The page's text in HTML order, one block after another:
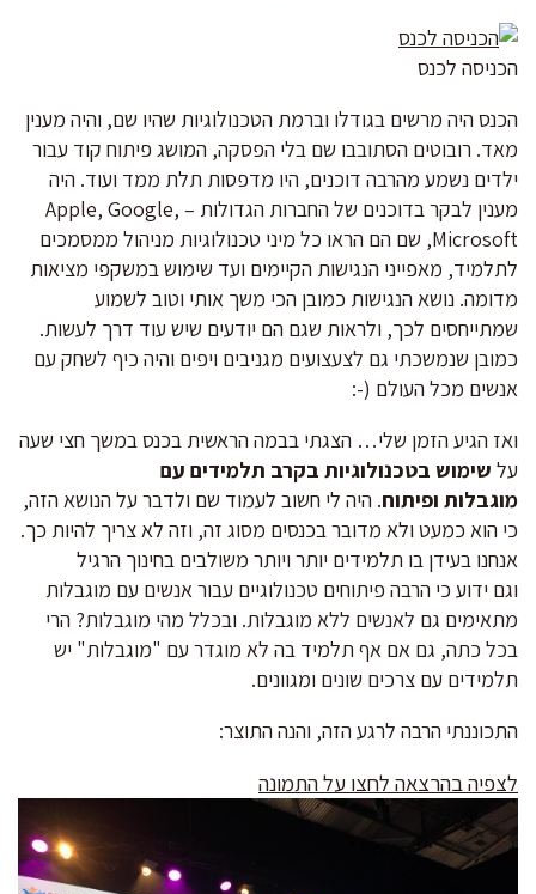
הכניסה לכנס
הכנס היה מרשים בגודלו וברמת הטכנולוגיות שהיו שם, והיה מענין
מאד. רובוטים הסתובבו שם בלי הפסקה, המושג פיתוח קוד עבור
ילדים נשמע מהרבה דוכנים, היו מדפסות תלת ממד ועוד. היה
מענין לבקר בדוכנים של החברות הגדולות – Apple, Google,
Microsoft, שם הם הראו כל מיני טכנולוגיות מניהול ממסמכים
לתלמיד, מאפייני הנגישות הקיימים ועד שימוש במשקפי מציאות
מדומה. נושא הנגישות כמובן הכי משך אותי וטוב לשמוע
שמתייחסים לכך, ולראות שגם הם יודעים שיש עוד דרך לעשות.
כמובן שנמשכתי גם לצעצועים מגניבים ויפים והיה כיף לשחק עם
אנשים מכל העולם (-:
ואז הגיע הזמן שלי… הצגתי בבמה הראשית בכנס במשך חצי שעה
על שימוש בטכנולוגיות בקרב תלמידים עם
מוגבלות ופיתוח. היה לי חשוב לעמוד שם ולדבר על הנושא הזה,
כי הוא כמעט ולא מדובר בכנסים מסוג זה, וזה לא צריך להיות כך.
אנחנו בעידן בו תלמידים יותר ויותר משולבים בחינוך הרגיל
וגם ידוע כי הרבה פיתוחים טכנולוגיים עבור אנשים עם מוגבלות
מתאימים גם לאנשים ללא מוגבלות. ובכלל מהי מוגבלות? הרי
בכל כתה, גם אם אף תלמיד בה לא מוגדר עם "מוגבלות" יש
תלמידים עם צרכים שונים ומגוונים.
התכוננתי הרבה לרגע הזה, והנה התוצר:
לצפיה בהרצאה לחצו על התמונה